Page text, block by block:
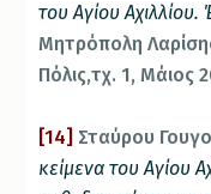
του Αγίου
Μητρόπολη
Πόλις,τχ. 1, Μάιος
[14] Σταύρου
κείμενα του Αγίου